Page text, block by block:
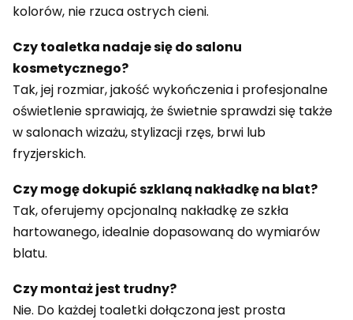
kolorów, nie rzuca ostrych cieni.
Czy toaletka nadaje się do salonu
kosmetycznego?
Tak, jej rozmiar, jakość wykończenia i profesjonalne
oświetlenie sprawiają, że świetnie sprawdzi się także
w salonach wizażu, stylizacji rzęs, brwi lub
fryzjerskich.
Czy mogę dokupić szklaną nakładkę na blat?
Tak, oferujemy opcjonalną nakładkę ze szkła
hartowanego, idealnie dopasowaną do wymiarów
blatu.
Czy montaż jest trudny?
Nie. Do każdej toaletki dołączona jest prosta